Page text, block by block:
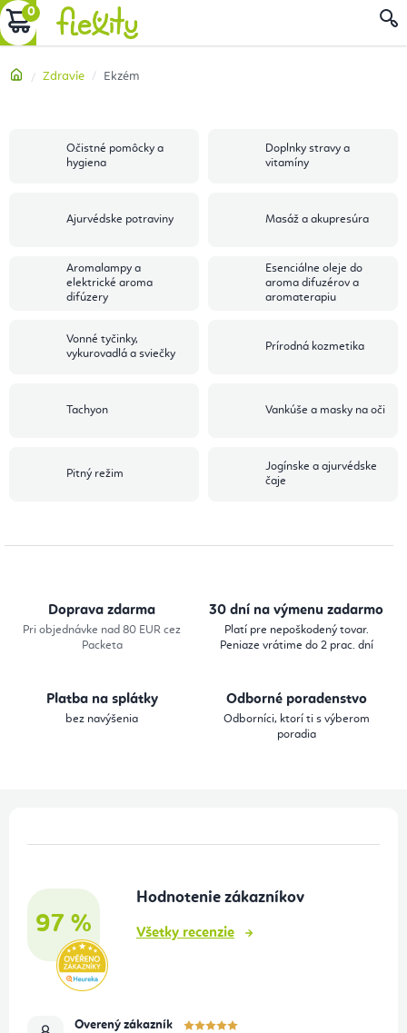
Prejsť
na
NÁKUPNÝ
Domov
Zdravie Ekzém
Očistné pomôcky a
hygiena
Doplnky stravy a
vitamíny
Ajurvédske potraviny Masáž a akupresúra
Aromalampy a
elektrické aroma
difúzery
Esenciálne oleje do
aroma difuzérov a
aromaterapiu
Vonné tyčinky,
vykurovadlá a sviečky
Prírodná kozmetika
Tachyon Vankúše a masky na oči
Pitný režim
Jogínske a ajurvédske
čaje
Doprava zdarma
Pri objednávke nad 80 EUR cez
Packeta
30 dní na výmenu zadarmo
Platí pre nepoškodený tovar.
Peniaze vrátime do 2 prac. dní
Platba na splátky
bez navýšenia
Odborné poradenstvo
Odborníci, ktorí ti s výberom
poradia
97 %
Hodnotenie zákazníkov
Všetky recenzie
Overený zákazník